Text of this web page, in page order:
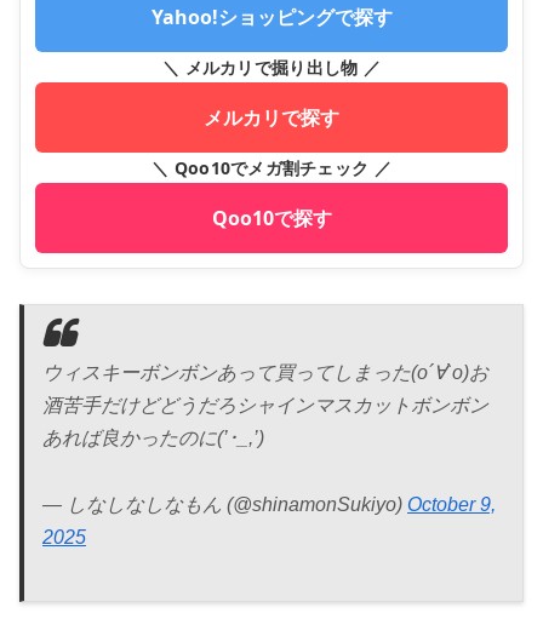
Yahoo!ショッピングで探す
＼ メルカリで掘り出し物 ／
メルカリで探す
＼ Qoo10でメガ割チェック ／
Qoo10で探す
ウィスキーボンボンあって買ってしまった(о´∀`о)お
酒苦手だけどどうだろシャインマスカットボンボン
あれば良かったのに(’･_,’)
— しなしなしなもん (@shinamonSukiyo) October 9,
2025